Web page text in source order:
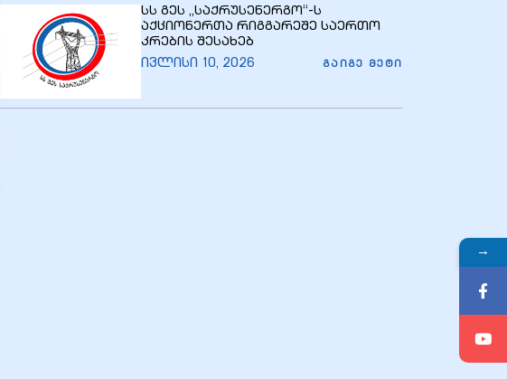
სს გეს „საქრუსენერგო“-ს
აქციონერთა რიგგარეშე საერთო
კრების შესახებ
ივლისი 10, 2026 ᲒᲐᲘᲒᲔ ᲛᲔᲢᲘ
→